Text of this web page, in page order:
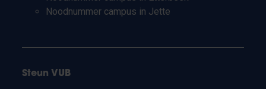
Noodnummer campus in Jette
Steun VUB